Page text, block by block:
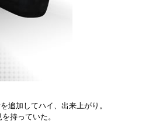
追加してハイ、出来上がり。
持っていた。